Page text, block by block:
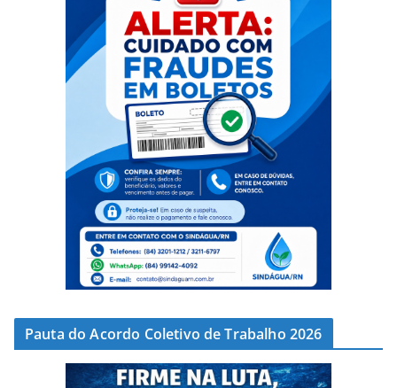
Pauta do Acordo Coletivo de Trabalho 2026